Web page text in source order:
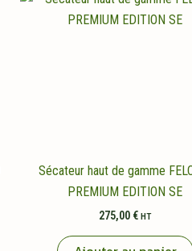
Sécateur haut de gamme
PREMIUM EDITION SE
275,00 € HT